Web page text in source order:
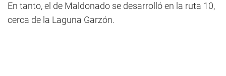
En tanto, el de Maldonado se desarrolló en la ruta 10,
cerca de la Laguna Garzón.